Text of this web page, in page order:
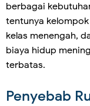
berbagai
tentunya
kelas menengah,
biaya hidup
terbatas.
Penyebab